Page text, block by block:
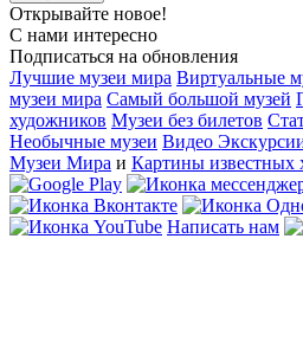
Открывайте новое!
С нами интересно
Подписаться на обновления
Лучшие музеи мира Виртуальные
музеи мира Самый большой музей
художников Музеи без билетов
Необычные музеи Видео
Музеи Мира и Картины известных
Написать нам